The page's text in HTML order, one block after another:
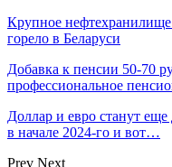
Крупное
горело в Беларуси
Добавка к пенсии 50-70
профессиональное
Доллар и евро станут
в начале 2024-го и вот…
Prev Next